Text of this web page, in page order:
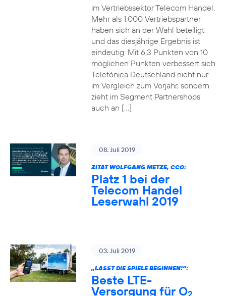
im Vertriebssektor Telecom Handel.
Mehr als 1.000 Vertriebspartner
haben sich an der Wahl beteiligt
und das diesjährige Ergebnis ist
eindeutig: Mit 6,3 Punkten von 10
möglichen Punkten verbessert sich
Telefónica Deutschland nicht nur
im Vergleich zum Vorjahr, sondern
zieht im Segment Partnershops
auch an […]
08. Juli 2019
ZITAT WOLFGANG METZE, CCO:
Platz 1 bei der
Telecom Handel
Leserwahl 2019
03. Juli 2019
„LASST DIE SPIELE BEGINNEN!“:
Beste LTE-
Versorgung für O2